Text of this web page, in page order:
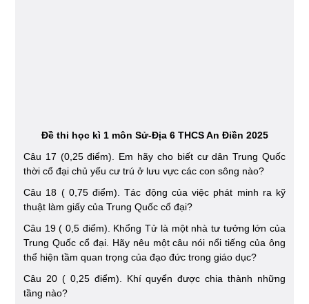
Đề thi học kì 1 môn Sử-Địa 6 THCS An Điền 2025
Câu 17 (0,25 điểm). Em hãy cho biết cư dân Trung Quốc
thời cổ đại chủ yếu cư trú ở lưu vực các con sông nào?
Câu 18 ( 0,75 điểm). Tác động của việc phát minh ra kỹ
thuật làm giấy của Trung Quốc cổ đại?
Câu 19 ( 0,5 điểm). Khổng Tử là một nhà tư tưởng lớn của
Trung Quốc cổ đại. Hãy nêu một câu nói nổi tiếng của ông
thể hiện tầm quan trọng của đạo đức trong giáo dục?
Câu 20 ( 0,25 điểm). Khí quyển được chia thành những
tầng nào?